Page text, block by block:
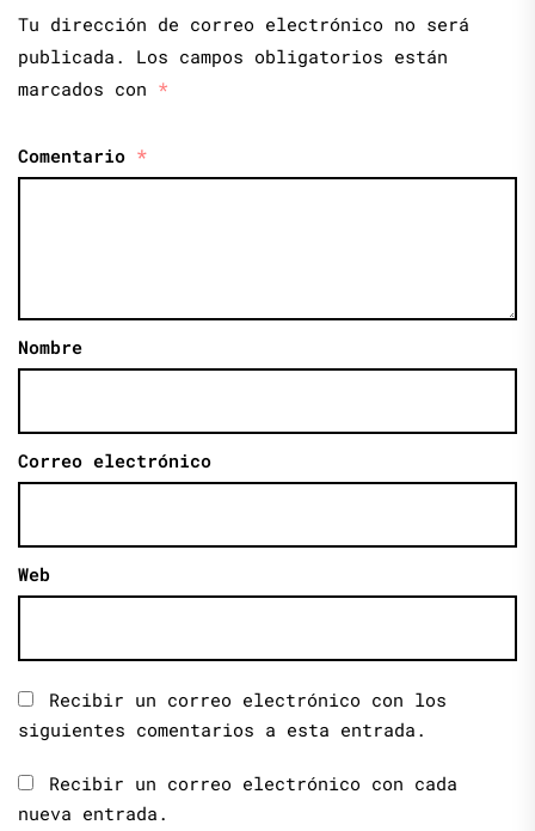
Tu dirección de correo electrónico no será
publicada.
Los campos obligatorios están
marcados con *
Comentario *
Nombre
Correo electrónico
Web
Recibir un correo electrónico con los
siguientes comentarios a esta entrada.
Recibir un correo electrónico con cada
nueva entrada.